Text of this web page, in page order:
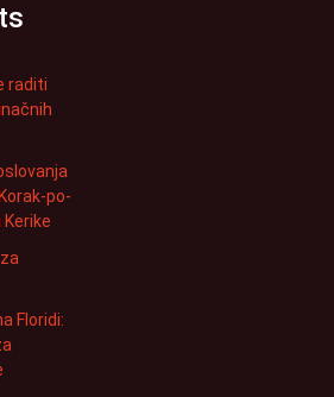
raditi
po-
Floridi: